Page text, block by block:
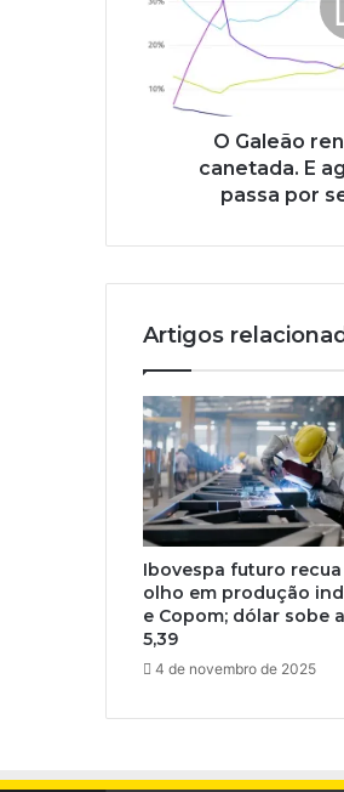
O Galeão
canetada. E
passa por
Artigos
Ibovespa futuro
olho em produção
e Copom; dólar sobe
5,39
4 de novembro de 2025